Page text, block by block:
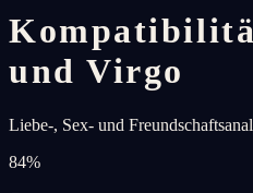
und Virgo
Liebe-, Sex- und
84%